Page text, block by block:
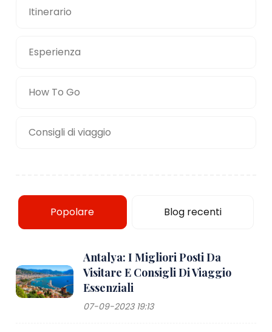
Itinerario
Esperienza
How To Go
Consigli di viaggio
Popolare Blog recenti
Antalya: I Migliori Posti Da
Visitare E Consigli Di Viaggio
Essenziali
07-09-2023 19:13